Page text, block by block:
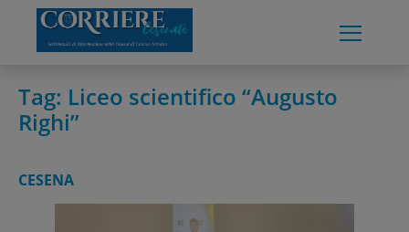
content
Tag: Liceo scientifico “Augusto
Righi”
CESENA